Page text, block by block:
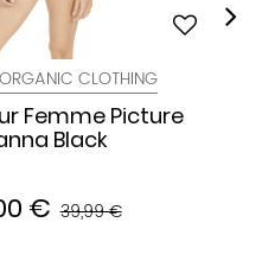
CLOTHING
Femme Picture
Black
€ 39,99 €